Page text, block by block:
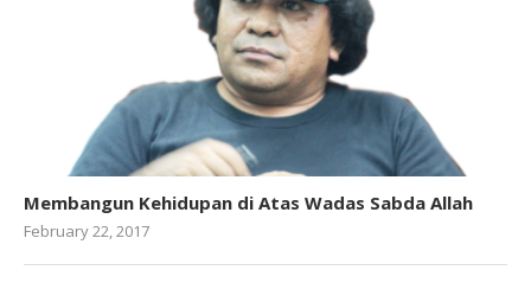
Membangun Kehidupan di Atas Wadas Sabda Allah
February 22, 2017